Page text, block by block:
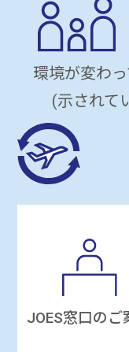
環境が変わ
(示されて
JOES窓口のご